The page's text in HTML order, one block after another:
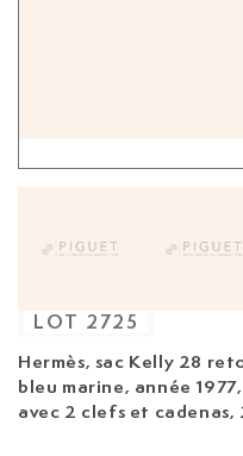
Hermès, sac Kelly 28
bleu marine, année
avec 2 clefs et cadenas,
LOT 2725